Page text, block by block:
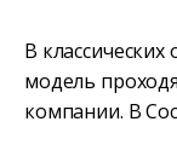
В
модель
компании. В